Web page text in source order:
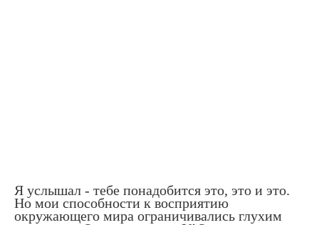
Я услышал - тебе понадобится это, это и это.
Но мои способности к восприятию
окружающего мира ограничивались глухим